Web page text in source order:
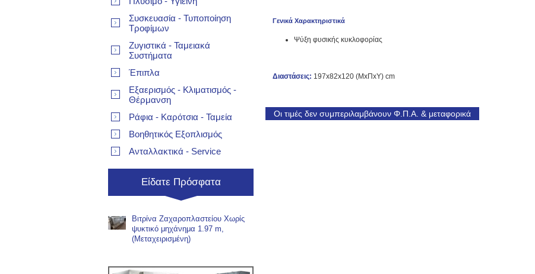
Γενικά Χαρακτηριστικά
Ψύξη φυσικής κυκλοφορίας
Διαστάσεις: 197x82x120 (ΜxΠxΥ) cm
Οι τιμές δεν συμπεριλαμβάνουν Φ.Π.Α. & μεταφορικά
Συσκευασία - Τυποποίηση
Τροφίμων
Ζυγιστικά - Ταμειακά
Συστήματα
Έπιπλα
Εξαερισμός - Κλιματισμός -
Θέρμανση
Ράφια - Καρότσια - Ταμεία
Βοηθητικός Εξοπλισμός
Ανταλλακτικά - Service
Είδατε Πρόσφατα
Βιτρίνα Ζαχαροπλαστείου Χωρίς
ψυκτικό μηχάνημα 1.97 m,
(Μεταχειρισμένη)